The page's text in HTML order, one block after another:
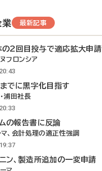
業 最新記事
の2回目投与で適応拡大申請
フロンシア
でに黒字化目指す
浦田社長
の報告書に反論
、会計処理の適正性強調
ン、製造所追加の一変申請